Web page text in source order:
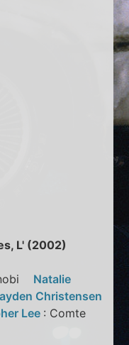
L' (2002)
Natalie
Christensen
Lee : Comte